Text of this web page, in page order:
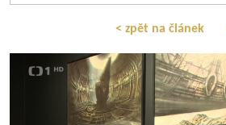
< zpět na článek